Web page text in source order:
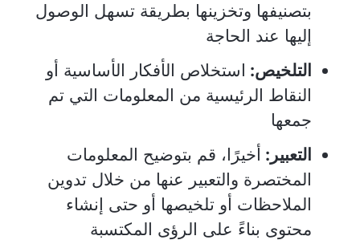
بتصنيفها وتخزينها بطريقة تسهل الوصول
إليها عند الحاجة
التلخيص: استخلاص الأفكار الأساسية أو
النقاط الرئيسية من المعلومات التي تم
جمعها
التعبير: أخيرًا، قم بتوضيح المعلومات
المختصرة والتعبير عنها من خلال تدوين
الملاحظات أو تلخيصها أو حتى إنشاء
محتوى بناءً على الرؤى المكتسبة